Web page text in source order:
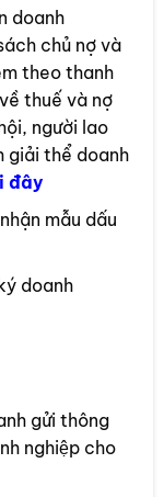
doanh
chủ nợ và
theo thanh
thuế và nợ
người lao
giải thể doanh
đây
mẫu dấu
doanh
gửi thông
nghiệp cho